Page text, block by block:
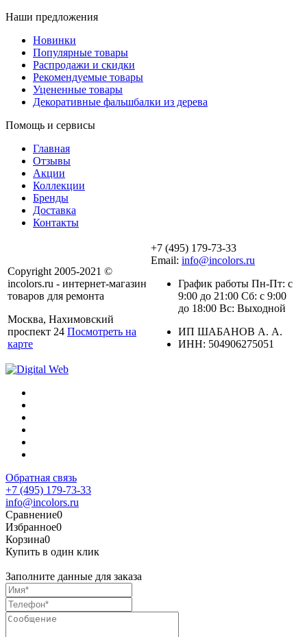
Наши предложения
Новинки
Популярные товары
Распродажи и скидки
Рекомендуемые товары
Уцененные товары
Декоративные фальшбалки из дерева
Помощь и сервисы
Главная
Отзывы
Акции
Коллекции
Бренды
Доставка
Контакты
Copyright 2005-2021 ©
incolors.ru - интернет-магазин
товаров для ремонта
Москва, Нахимовский
проспект 24 Посмотреть на
карте
+7 (495) 179-73-33
Email: info@incolors.ru
График работы Пн-Пт: с
9:00 до 21:00 Сб: с 9:00
до 18:00 Вс: Выходной
ИП ШАБАНОВ А. А.
ИНН: 504906275051
Обратная связь
+7 (495) 179-73-33
info@incolors.ru
Сравнение0
Избранное0
Корзина0
Купить в один клик
Заполните данные для заказа